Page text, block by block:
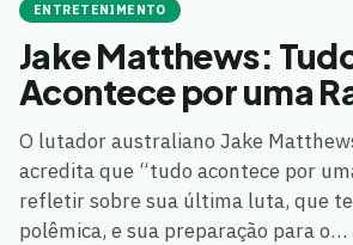
ENTRETENIMENTO
Jake Matthews:
Acontece por uma
O lutador australiano Jake
acredita que “tudo acontece por
refletir sobre sua última luta, que
polêmica, e sua preparação para o…